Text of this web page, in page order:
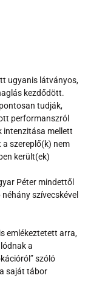
ugyanis látványos,
kezdődött.
tudják,
performanszról
intenzitása mellett
szereplő(k) nem
került(ek)
Péter mindettől
szívecskével
emlékeztetett arra,
a
szóló
saját tábor